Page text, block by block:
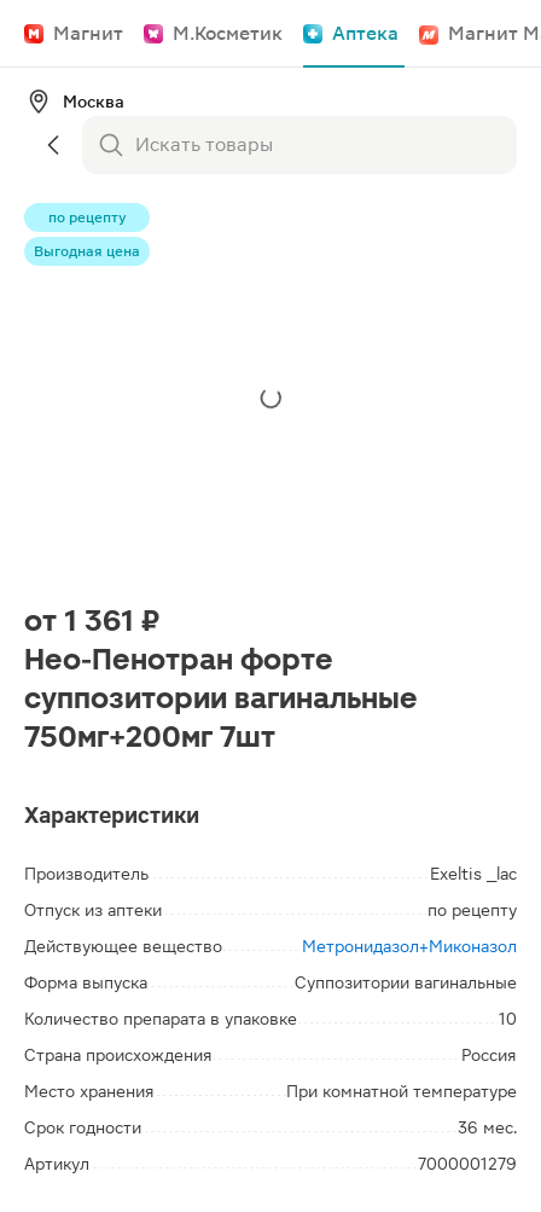
Магнит М.Косметик Аптека Магнит
Москва
по рецепту
Выгодная цена
от 1 361 ₽
Нео-Пенотран форте
суппозитории вагинальные
750мг+200мг 7шт
Характеристики
Производитель
Exeltis _lac
Отпуск из аптеки
по рецепту
Действующее вещество
Метронидазол+Миконазол
Форма выпуска
Суппозитории вагинальные
Количество препарата в упаковке
10
Страна происхождения
Россия
Место хранения
При комнатной температуре
Срок годности
36 мес.
Артикул
7000001279